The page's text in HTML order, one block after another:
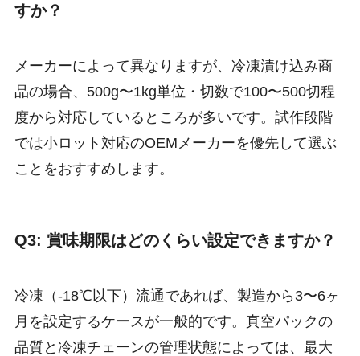
すか？
メーカーによって異なりますが、冷凍漬け込み商
品の場合、500g〜1kg単位・切数で100〜500切程
度から対応しているところが多いです。試作段階
では小ロット対応のOEMメーカーを優先して選ぶ
ことをおすすめします。
Q3: 賞味期限はどのくらい設定できますか？
冷凍（-18℃以下）流通であれば、製造から3〜6ヶ
月を設定するケースが一般的です。真空パックの
品質と冷凍チェーンの管理状態によっては、最大